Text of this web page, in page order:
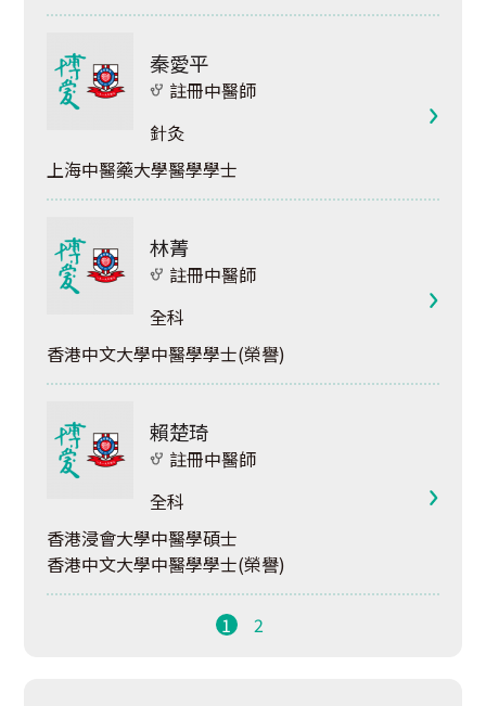
秦愛平
註冊中醫師
針灸
上海中醫藥大學醫學學士
林菁
註冊中醫師
全科
香港中文大學中醫學學士(榮譽)
賴楚琦
註冊中醫師
全科
香港浸會大學中醫學碩士
香港中文大學中醫學學士(榮譽)
1 2